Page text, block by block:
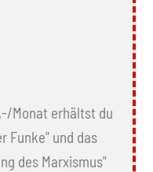
Monat erhältst du
Funke" und das
des Marxismus"